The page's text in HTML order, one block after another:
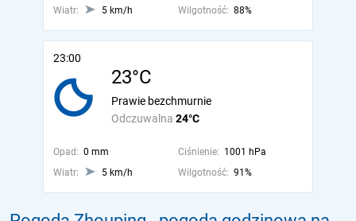
Wiatr:
5 km/h Wilgotność: 88%
23:00
23°C
Odczuwalna 24°C
Prawie bezchmurnie
Opad: 0 mm Ciśnienie: 1001 hPa
Wiatr:
5 km/h Wilgotność: 91%